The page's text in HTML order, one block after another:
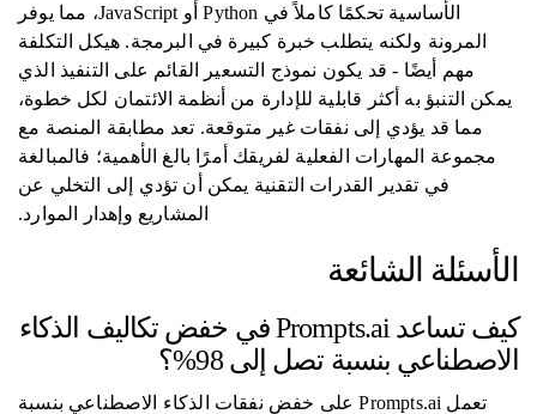
الأساسية تحكمًا كاملاً في Python أو JavaScript، مما يوفر
المرونة ولكنه يتطلب خبرة كبيرة في البرمجة. هيكل التكلفة
مهم أيضًا - قد يكون نموذج التسعير القائم على التنفيذ الذي
يمكن التنبؤ به أكثر قابلية للإدارة من أنظمة الائتمان لكل خطوة،
مما قد يؤدي إلى نفقات غير متوقعة. تعد مطابقة المنصة مع
مجموعة المهارات الفعلية لفريقك أمرًا بالغ الأهمية؛ فالمبالغة
في تقدير القدرات التقنية يمكن أن تؤدي إلى التخلي عن
المشاريع وإهدار الموارد.
الأسئلة الشائعة
كيف تساعد Prompts.ai في خفض تكاليف الذكاء
الاصطناعي بنسبة تصل إلى 98%؟
تعمل Prompts.ai على خفض نفقات الذكاء الاصطناعي بنسبة